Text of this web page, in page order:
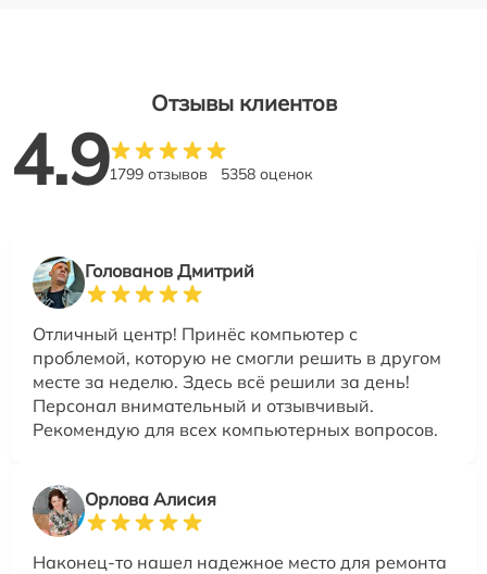
Отзывы клиентов
4.91799 отзывов 5358 оценок
Голованов Дмитрий
Отличный центр! Принёс компьютер с
проблемой, которую не смогли решить в другом
месте за неделю. Здесь всё решили за день!
Персонал внимательный и отзывчивый.
Рекомендую для всех компьютерных вопросов.
Орлова Алисия
Наконец-то нашел надежное место для ремонта